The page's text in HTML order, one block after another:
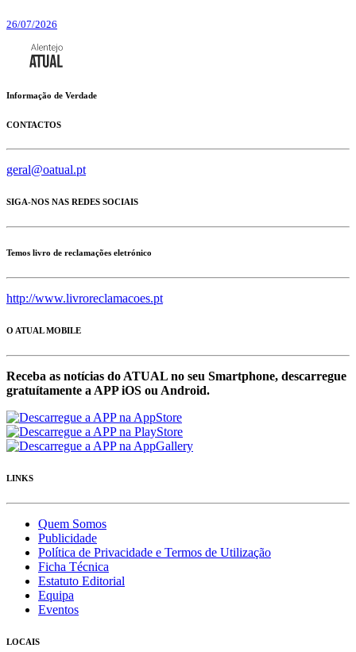
26/07/2026
Informação de Verdade
CONTACTOS
geral@oatual.pt
SIGA-NOS NAS REDES SOCIAIS
Temos livro de reclamações eletrónico
http://www.livroreclamacoes.pt
O ATUAL MOBILE
Receba as notícias do ATUAL no seu Smartphone, descarregue
gratuítamente a APP iOS ou Android.
LINKS
Quem Somos
Publicidade
Política de Privacidade e Termos de Utilização
Ficha Técnica
Estatuto Editorial
Equipa
Eventos
LOCAIS